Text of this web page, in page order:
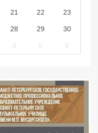
21 22 23
28 29 30
4 5 6